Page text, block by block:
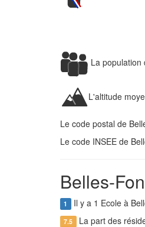
La population
L'altitude
Le code postal de
Le code INSEE de
Belles-
1 Il y a 1 Ecole à
7.5 La part des